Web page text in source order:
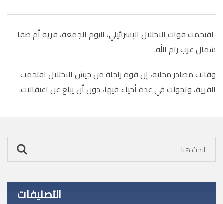
اقتحمت قوات الاحتلال الإسرائيلي، اليوم الجمعة، قرية أم صفا
شمال غرب رام الله.
وقالت مصادر محلية، إن قوة راجلة من جيش الاحتلال اقتحمت
القرية، وتجولت في عدة أحياء فيها، دون أن يبلغ عن اعتقالات.
التصنيفات